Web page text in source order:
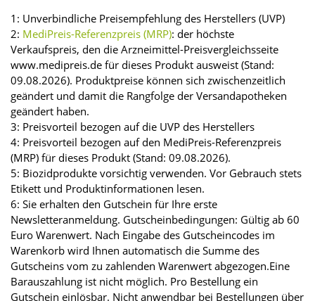
1: Unverbindliche Preisempfehlung des Herstellers (UVP)
2: MediPreis-Referenzpreis (MRP): der höchste
Verkaufspreis, den die Arzneimittel-Preisvergleichsseite
www.medipreis.de für dieses Produkt ausweist (Stand:
09.08.2026). Produktpreise können sich zwischenzeitlich
geändert und damit die Rangfolge der Versandapotheken
geändert haben.
3: Preisvorteil bezogen auf die UVP des Herstellers
4: Preisvorteil bezogen auf den MediPreis-Referenzpreis
(MRP) für dieses Produkt (Stand: 09.08.2026).
5: Biozidprodukte vorsichtig verwenden. Vor Gebrauch stets
Etikett und Produktinformationen lesen.
6: Sie erhalten den Gutschein für Ihre erste
Newsletteranmeldung. Gutscheinbedingungen: Gültig ab 60
Euro Warenwert. Nach Eingabe des Gutscheincodes im
Warenkorb wird Ihnen automatisch die Summe des
Gutscheins vom zu zahlenden Warenwert abgezogen.Eine
Barauszahlung ist nicht möglich. Pro Bestellung ein
Gutschein einlösbar. Nicht anwendbar bei Bestellungen über